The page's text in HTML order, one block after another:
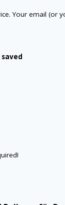
Your email (or